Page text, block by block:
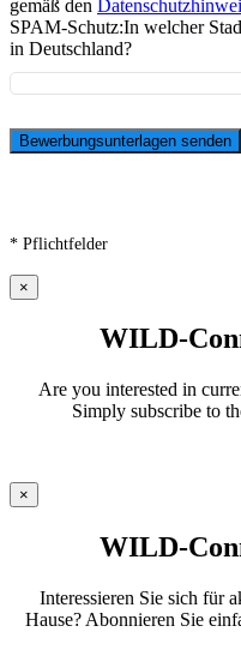
gemäß den
SPAM-Schutz:In welcher
in Deutschland?
* Pflichtfelder
×
WILD-
Are you interested in
Simply subscribe to
×
WILD-
Interessieren Sie sich für
Hause? Abonnieren Sie